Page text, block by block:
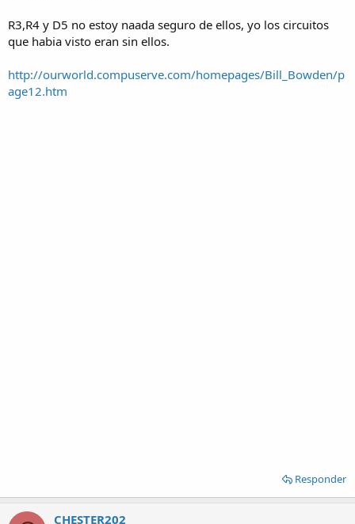
R3,R4 y D5 no estoy naada seguro de ellos, yo los circuitos
que habia visto eran sin ellos.
http://ourworld.compuserve.com/homepages/Bill_Bowden/p
age12.htm
Responder
CHESTER202